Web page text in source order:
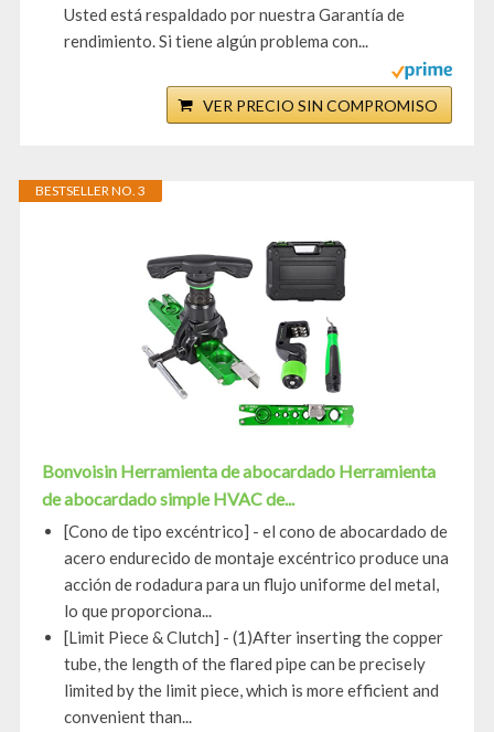
Usted está respaldado por nuestra Garantía de
rendimiento. Si tiene algún problema con...
VER PRECIO SIN COMPROMISO
BESTSELLER NO. 3
Bonvoisin Herramienta de abocardado Herramienta
de abocardado simple HVAC de...
[Cono de tipo excéntrico] - el cono de abocardado de
acero endurecido de montaje excéntrico produce una
acción de rodadura para un flujo uniforme del metal,
lo que proporciona...
[Limit Piece & Clutch] - (1)After inserting the copper
tube, the length of the flared pipe can be precisely
limited by the limit piece, which is more efficient and
convenient than...